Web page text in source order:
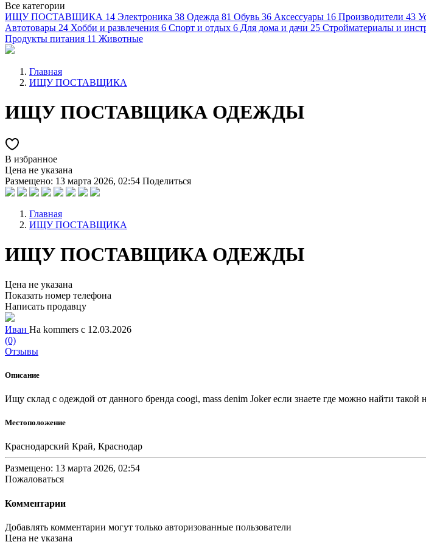
Все категории
ИЩУ ПОСТАВЩИКА 14 Электроника 38 Одежда 81 Обувь 36 Аксессуары 16 Производители 43
Автотовары 24 Хобби и развлечения 6 Спорт и отдых 6 Для дома и дачи 25 Стройматериалы и
Продукты питания 11 Животные
Главная
ИЩУ ПОСТАВЩИКА
ИЩУ ПОСТАВЩИКА ОДЕЖДЫ
В избранное
Цена не указана
Размещено: 13 марта 2026, 02:54 Поделиться
Главная
ИЩУ ПОСТАВЩИКА
ИЩУ ПОСТАВЩИКА ОДЕЖДЫ
Цена не указана
Показать номер телефона
Написать продавцу
Иван На kommers с 12.03.2026
(0)
Отзывы
Описание
Ищу склад с одеждой от данного бренда coogi, mass denim Joker если знаете где можно найти такой
Местоположение
Краснодарский Край, Краснодар
Размещено: 13 марта 2026, 02:54
Пожаловаться
Комментарии
Добавлять комментарии могут только авторизованные пользователи
Цена не указана